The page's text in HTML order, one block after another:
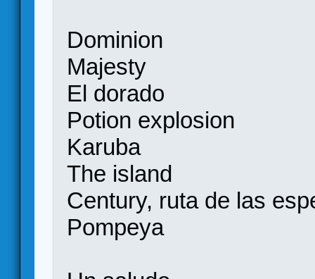
Dominion
Majesty
El dorado
Potion explosion
Karuba
The island
Century, ruta de las
Pompeya